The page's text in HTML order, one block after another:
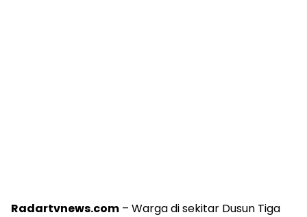
Radartvnews.com – Warga di sekitar Dusun Tiga